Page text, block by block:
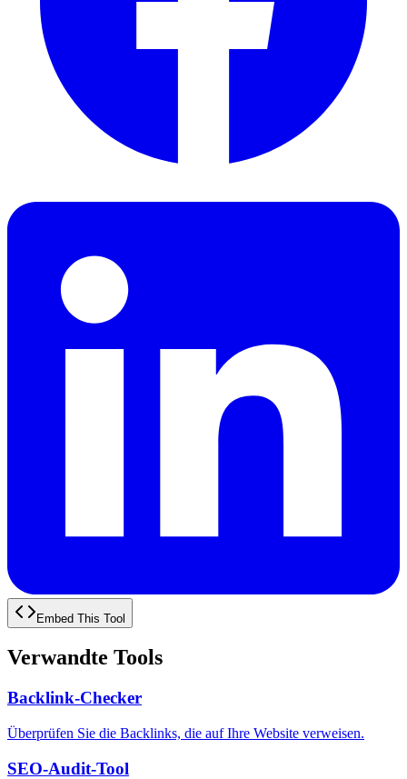
Embed This Tool
Verwandte Tools
Backlink-Checker
Überprüfen Sie die Backlinks, die auf Ihre Website verweisen.
SEO-Audit-Tool